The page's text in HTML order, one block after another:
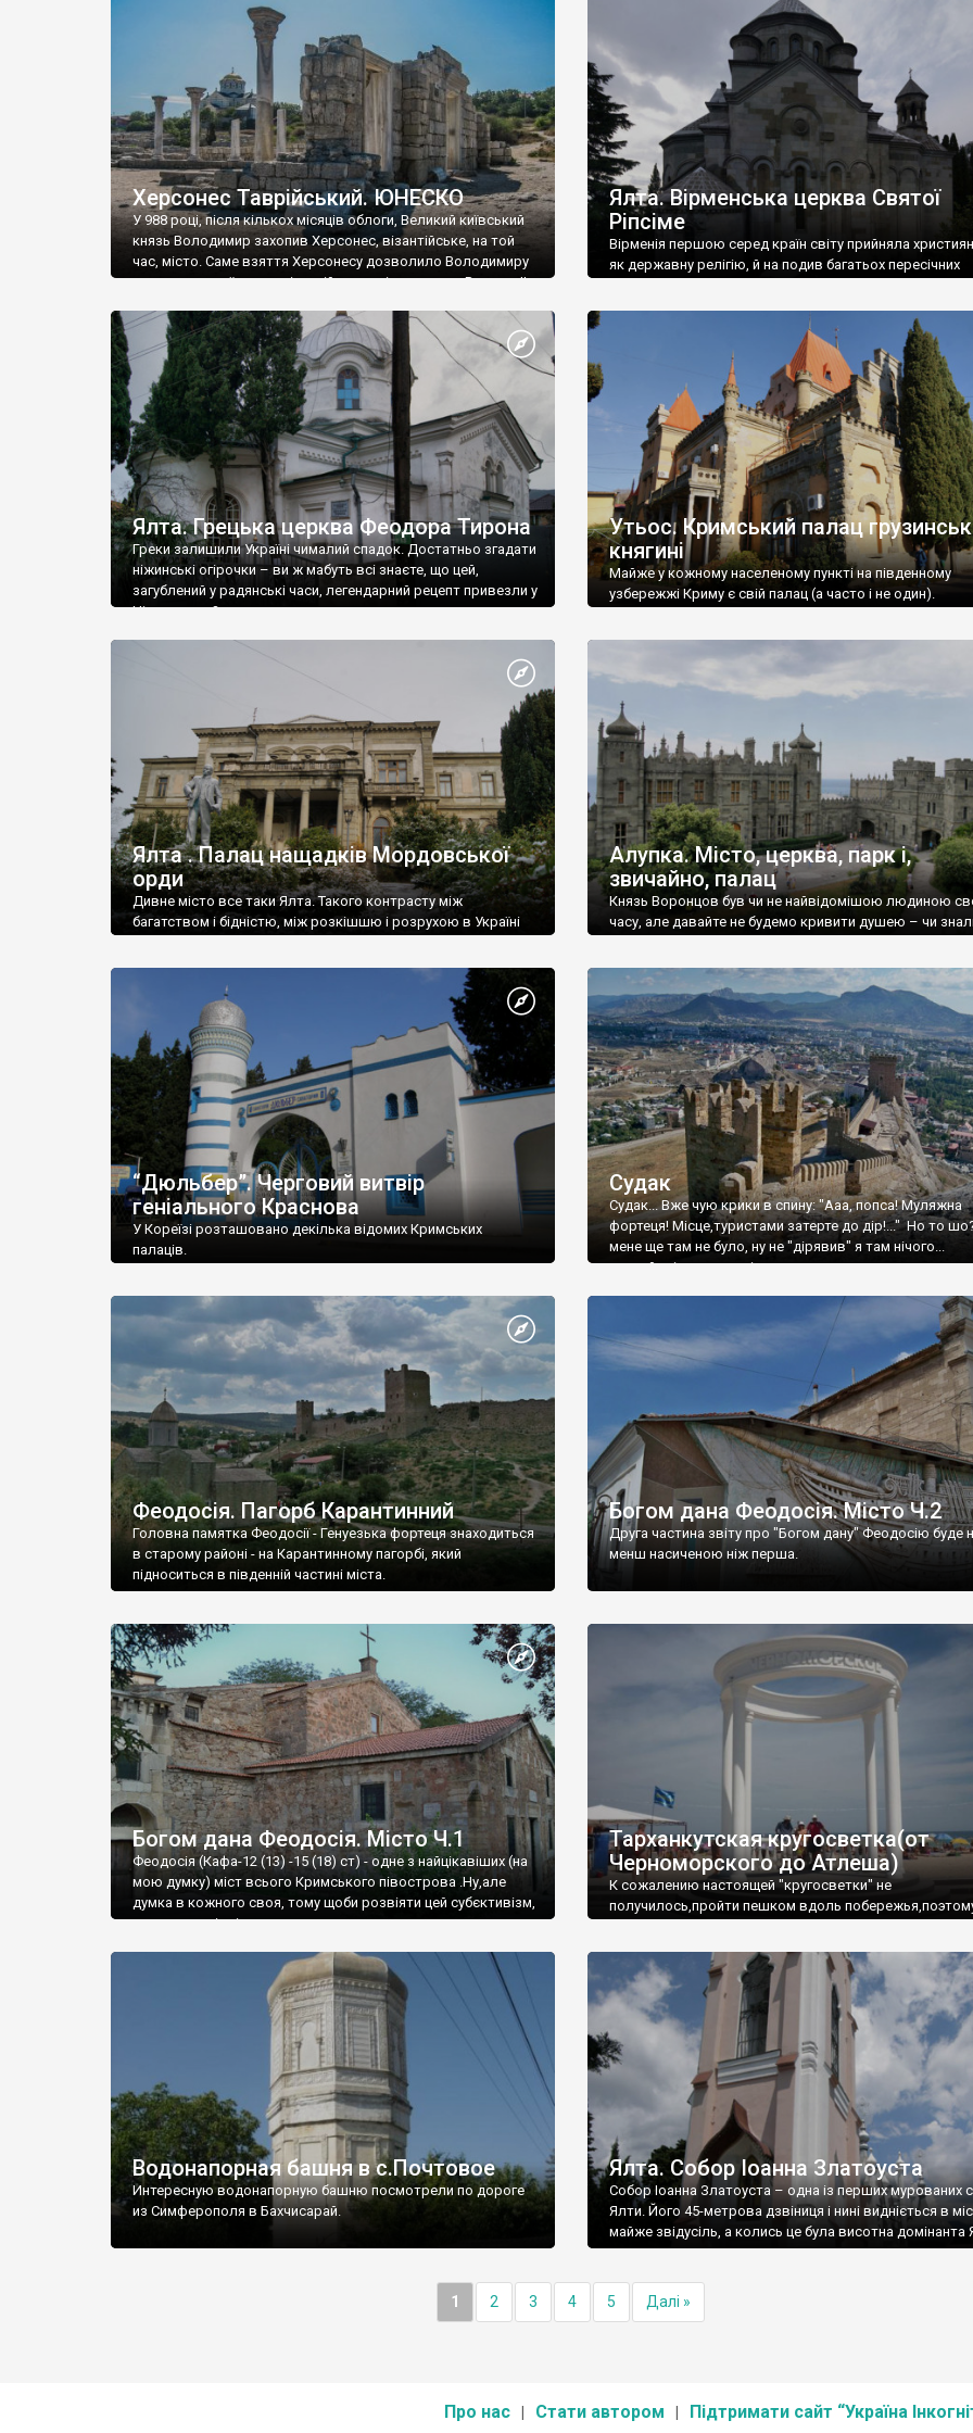
візантійської доби. Раритети викрадені з фондів об’єкту
культурної спадщини ЮНЕСКО «Херсонеса Таврійського».
Офіційно – на виставку «Золото Візантії», але експерти та
влада в Україні вважають це лише […]
називаються «повстяками» (postaki)…” “Вино. Крим
виробляє відмінне вино і його вдосталь: воно все
легке біле і дуже […]
Херсонес Таврійський. ЮНЕСКО
У 988 році, після кількох місяців облоги, Великий київський
князь Володимир захопив Херсонес, візантійське, на той
час, місто. Саме взяття Херсонесу дозволило Володимиру
диктувати свої умови візантійському імператору Василю ІІ,
Херсонесі Володимир-язичник, став Василем-
християнином. А потім було Хрещення Русі. На честь
Херсонесу Таврійського названо місто […]
Ялта. Вірменська церква Святої
Ріпсіме
Вірменія першою серед країн світу прийняла
як державну релігію, й на подив багатьох пересічних
Ялта. Грецька церква Феодора Тирона
Греки залишили Україні чималий спадок. Достатньо згадати
ніжинські огірочки – ви ж мабуть всі знаєте, що цей,
загублений у радянські часи, легендарний рецепт привезли у
Ніжин греки?
Утьос. Кримський палац
княгині
Майже у кожному населеному пункті на південному
узбережжі Криму є свій палац (а часто і не один).
Ялта . Палац нащадків Мордовської
орди
Дивне місто все таки Ялта. Такого контрасту між
багатством і бідністю, між розкішшю і розрухою в Україні
Алупка. Місто, церква, парк і,
звичайно, палац
Князь Воронцов був чи не найвідомішою людиною
часу, але давайте не будемо кривити душею – чи
“Дюльбер”. Черговий витвір
геніального Краснова
У Кореїзі розташовано декілька відомих Кримських
палаців.
Судак
Судак... Вже чую крики в спину: "Ааа, попса! Муляжна
фортеця! Місце,туристами затерте до дір!..." Но то
мене ще там не було, ну не "дірявив" я там нічого...
принаймні до цього літа.
Феодосія. Пагорб Карантинний
Головна памятка Феодосії - Генуезька фортеця знаходиться
в старому районі - на Карантинному пагорбі, який
підноситься в південній частині міста.
Богом дана Феодосія. Місто Ч.2
Друга частина звіту про "Богом дану" Феодосію буде
менш насиченою ніж перша.
Богом дана Феодосія. Місто Ч.1
Феодосія (Кафа-12 (13) -15 (18) ст) - одне з найцікавіших (на
мою думку) міст всього Кримського півострова .Ну,але
думка в кожного своя, тому щоби розвіяти цей субєктивізм,
запрошую відвідати це
Тарханкутская кругосветка(от
Черноморского до Атлеша)
К сожалению настоящей "кругосветки" не
получилось,пройти пешком вдоль
Водонапорная башня в с.Почтовое
Интересную водонапорную башню посмотрели по дороге
из Симферополя в Бахчисарай.
Ялта. Собор Іоанна Златоуста
Собор Іоанна Златоуста – одна із перших мурованих
Ялти. Його 45-метрова дзвіниця і нині видніється в
майже звідусіль, а колись це була висотна домінанта
1 2 3 4 5 Далі »
Про нас Стати автором Підтримати сайт “Україна